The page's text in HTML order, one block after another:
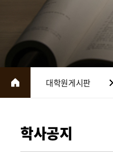
대학원게시판
학사공지